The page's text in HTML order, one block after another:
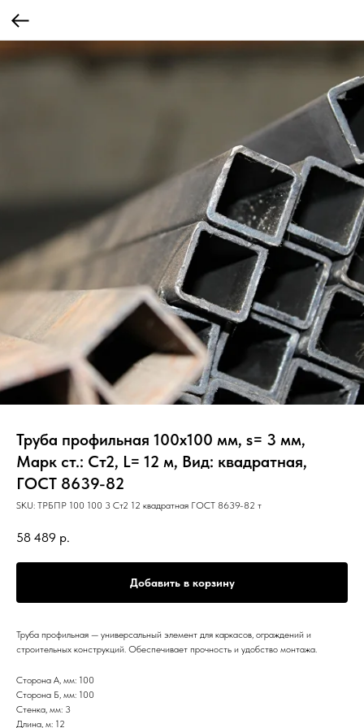
Труба профильная 100х100 мм, s= 3 мм,
Марк ст.: Ст2, L= 12 м, Вид: квадратная,
ГОСТ 8639-82
SKU: ТРБПР 100 100 3 Ст2 12 квадратная ГОСТ 8639-82 т
58 489 р.
Добавить в корзину
Труба профильная — универсальный элемент для каркасов, ограждений и
строительных конструкций. Обеспечивает прочность и удобство монтажа.
Сторона А, мм: 100
Сторона Б, мм: 100
Стенка, мм: 3
Длина, м: 12